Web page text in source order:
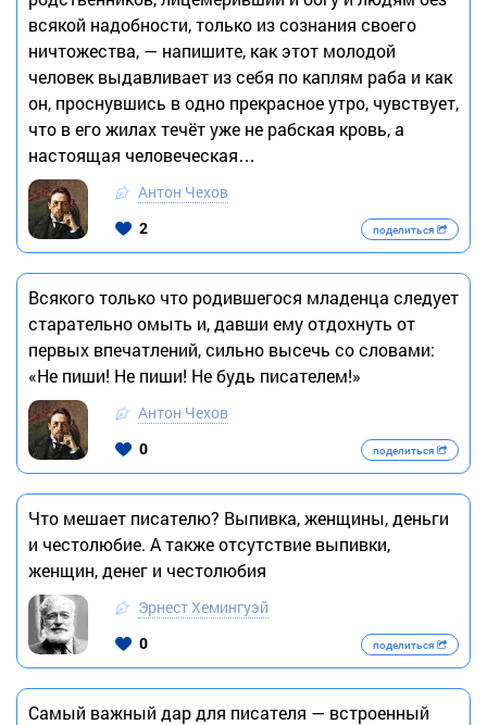
всякой надобности, только из сознания своего
ничтожества, — напишите, как этот молодой
человек выдавливает из себя по каплям раба и как
он, проснувшись в одно прекрасное утро, чувствует,
что в его жилах течёт уже не рабская кровь, а
настоящая человеческая…
Антон Чехов
2
поделиться
Всякого только что родившегося младенца следует
старательно омыть и, давши ему отдохнуть от
первых впечатлений, сильно высечь со словами:
«Не пиши! Не пиши! Не будь писателем!»
Антон Чехов
0
поделиться
Что мешает писателю? Выпивка, женщины, деньги
и честолюбие. А также отсутствие выпивки,
женщин, денег и честолюбия
Эрнест Хемингуэй
0
поделиться
Самый важный дар для писателя — встроенный